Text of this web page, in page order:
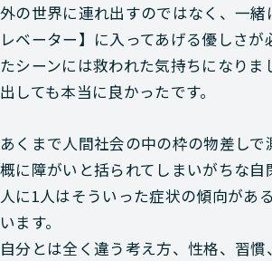
外の世界に連れ出すのではなく、一緒
レベーター】に入ってあげる優しさが
たシーンには救われた気持ちになりま
出しても本当に良かったです。
あくまで人間社会の中の枠の物差しで
概に障がいと括られてしまいがちな自
人に1人はそういった症状の傾向があ
います。
自分とは全く違う考え方、性格、習慣